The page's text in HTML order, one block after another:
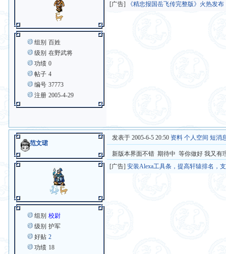
组别 百姓
级别 在野武将
功绩 0
帖子 4
编号 37773
注册 2005-4-29
[广告]
《精忠报国岳飞传完整版》火热发布
范文珺
组别 校尉
级别 护军
好贴 2
功绩 18
发表于 2005-6-5 20:50 资料 个人空间 短消
新版本界面不错 期待中 等你做好 我又有
[广告]安装Alexa工具条，提高轩辕排名，